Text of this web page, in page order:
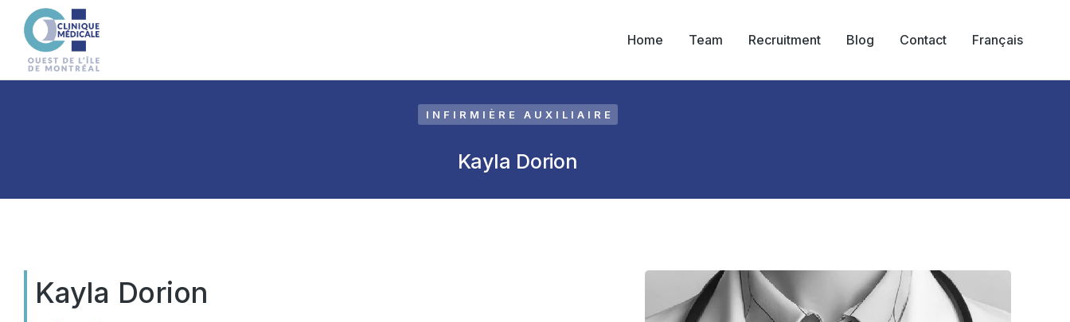
Home Team Recruitment Blog Contact Français
INFIRMIÈRE AUXILIAIRE
Kayla Dorion
Kayla Dorion